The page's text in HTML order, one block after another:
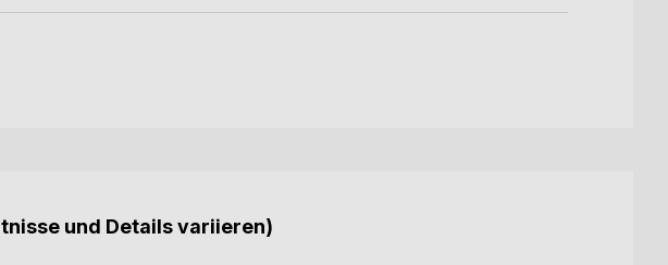
und Details variieren)